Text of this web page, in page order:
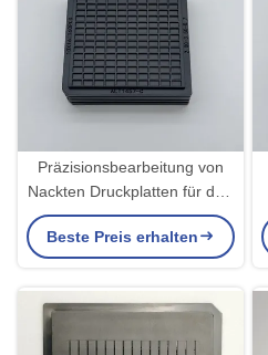
Präzisionsbearbeitung von
Nackten Druckplatten für den
Transport und
kundenspezifische
Dienstleistung durch
Beste Preis erhalten